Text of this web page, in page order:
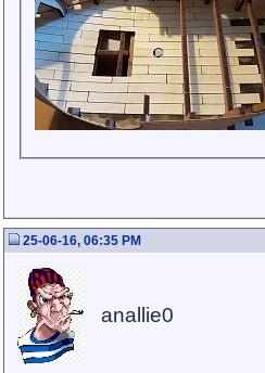
25-06-16, 06:35 PM
anallie0